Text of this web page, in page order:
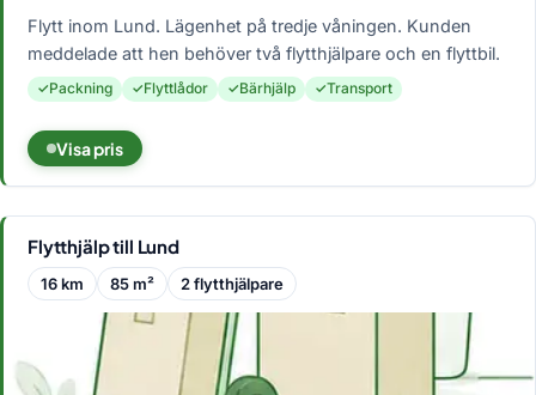
Flytt inom Lund. Lägenhet på tredje våningen. Kunden
meddelade att hen behöver två flytthjälpare och en flyttbil.
Packning Flyttlådor Bärhjälp Transport
Visa pris
Flytthjälp till Lund
16 km 85 m² 2 flytthjälpare